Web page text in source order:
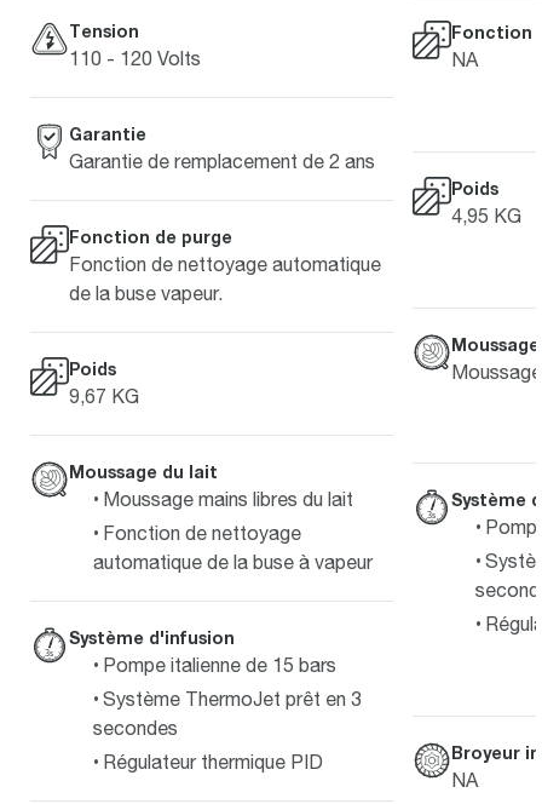
Tension
110 - 120 Volts
Garantie
Garantie de remplacement de 2 ans
Fonction de purge
Fonction de nettoyage automatique
de la buse vapeur.
Poids
9,67 KG
Moussage du lait
Moussage mains libres du lait
Fonction de nettoyage
automatique de la buse à vapeur
Système d'infusion
Pompe italienne de 15 bars
Système ThermoJet prêt en 3
secondes
Régulateur thermique PID
Fonction
NA
Poids
4,95 KG
Système
Broyeur
NA